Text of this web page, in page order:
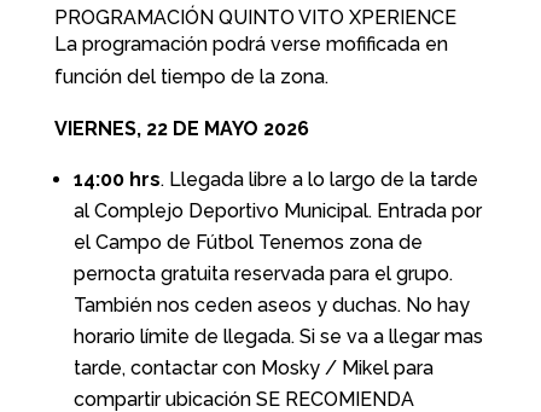
PROGRAMACIÓN QUINTO VITO XPERIENCE
La programación podrá verse mofificada en
función del tiempo de la zona.
VIERNES, 22 DE MAYO 2026
14:00 hrs. Llegada libre a lo largo de la tarde
al Complejo Deportivo Municipal. Entrada por
el Campo de Fútbol Tenemos zona de
pernocta gratuita reservada para el grupo.
También nos ceden aseos y duchas. No hay
horario límite de llegada. Si se va a llegar mas
tarde, contactar con Mosky / Mikel para
compartir ubicación SE RECOMIENDA